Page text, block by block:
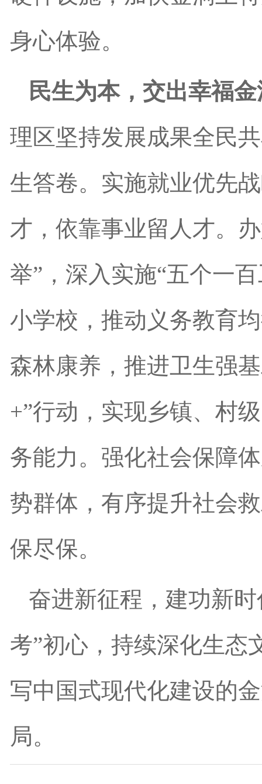
身心体验。
民生为本，交出幸福
理区坚持发展成果全民
生答卷。实施就业优先
才，依靠事业留人才。
举”，深入实施“五个一
小学校，推动义务教育
森林康养，推进卫生强
+”行动，实现乡镇、村
务能力。强化社会保障
势群体，有序提升社会
保尽保。
奋进新征程，建功新
考”初心，持续深化生态
写中国式现代化建设的
局。